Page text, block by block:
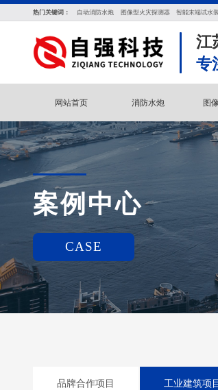
热门关键词： 自动消防水炮 图像型火灾探测器 智能末端试水
江
专
网站首页 消防水炮 图
案例中心
CASE
品牌合作项目 工业建筑项